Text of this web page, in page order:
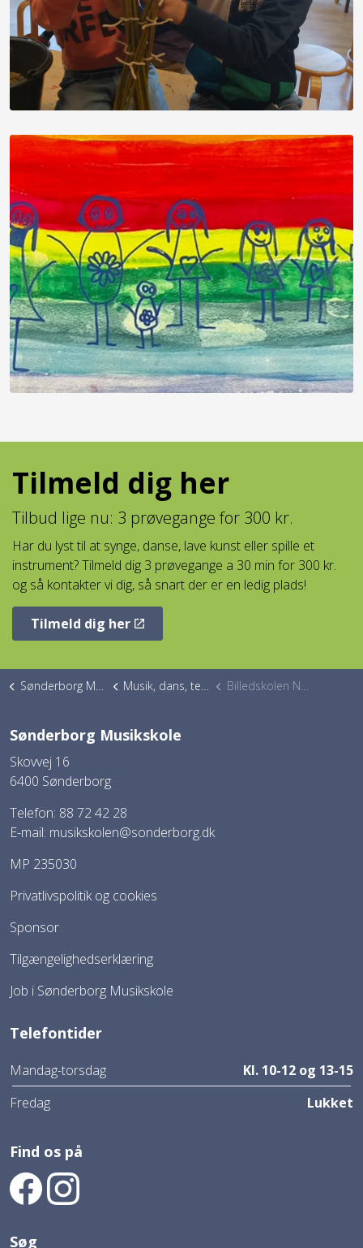
Tilmeld dig her
Tilbud lige nu: 3 prøvegange for 300 kr.
Har du lyst til at synge, danse, lave kunst eller spille et
instrument? Tilmeld dig 3 prøvegange a 30 min for 300 kr.
og så kontakter vi dig, så snart der er en ledig plads!
Tilmeld dig her
Sønderborg Musikskole Musik, dans, teater, kunst Billedskolen Nordals
Sønderborg Musikskole
Skovvej 16
6400 Sønderborg
Telefon: 88 72 42 28
E-mail: musikskolen@sonderborg.dk
MP 235030
Privatlivspolitik og cookies
Sponsor
Tilgængelighedserklæring
Job i Sønderborg Musikskole
Telefontider
Mandag-torsdag
Kl. 10-12 og 13-15
Fredag
Lukket
Find os på
Søg